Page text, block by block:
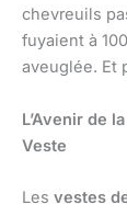
chevreuils
fuyaient à
aveuglée. Et
L’Avenir de
Veste
Les vestes